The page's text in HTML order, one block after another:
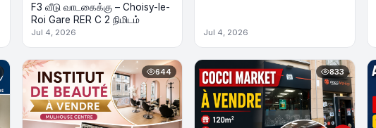
F3 வீடு வாடகைக்கு – Choisy-le-
Roi Gare RER C 2 நிமிடம்
Jul 4, 2026 Jul 4, 2026
644 833